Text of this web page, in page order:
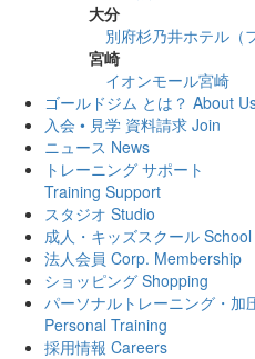
大分
別府杉乃井ホテル（
宮崎
イオンモール宮崎
ゴールドジム とは？ About
入会 • 見学 資料請求 Join
ニュース News
トレーニング サポート
Training Support
スタジオ Studio
成人・キッズスクール School
法人会員 Corp. Membership
ショッピング Shopping
パーソナルトレーニング・加
Personal Training
採用情報 Careers